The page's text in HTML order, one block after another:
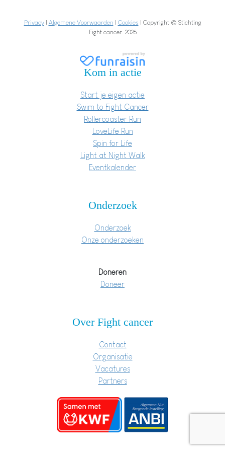
Privacy| Algemene Voorwaarden | Cookies | Copyright © Stichting
Fight cancer. 2026
Kom in actie
Start je eigen actie
Swim to Fight Cancer
Rollercoaster Run
LoveLife Run
Spin for Life
Light at Night Walk
Eventkalender
Onderzoek
Onderzoek
Onze onderzoeken
Doneren
Doneer
Over Fight cancer
Contact
Organisatie
Vacatures
Partners